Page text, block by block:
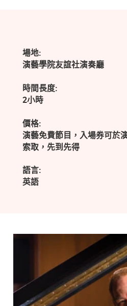
場地:
演藝學院友誼社演奏廳
時間長度:
2小時
價格:
演藝免費節目，入場券可於
索取，先到先得
語言:
英語